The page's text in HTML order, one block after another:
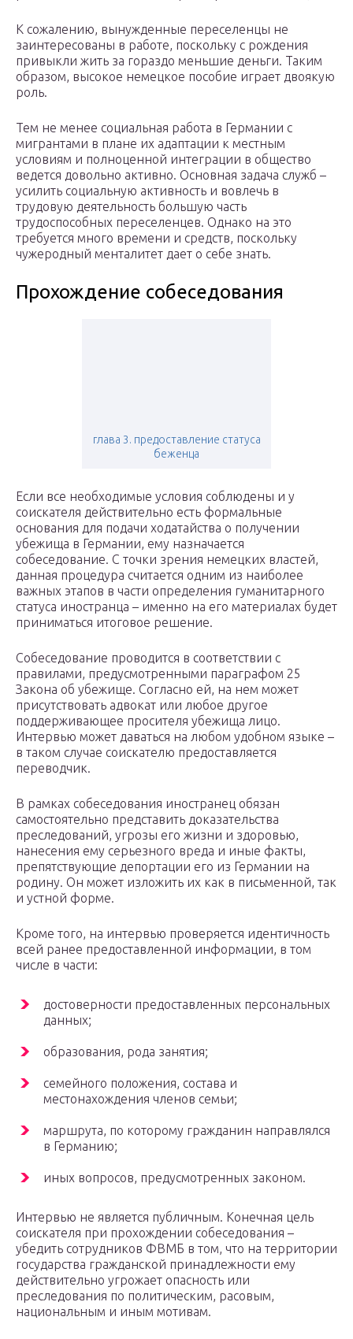
К сожалению, вынужденные переселенцы не
заинтересованы в работе, поскольку с рождения
привыкли жить за гораздо меньшие деньги. Таким
образом, высокое немецкое пособие играет двоякую
роль.
Тем не менее социальная работа в Германии с
мигрантами в плане их адаптации к местным
условиям и полноценной интеграции в общество
ведется довольно активно. Основная задача служб –
усилить социальную активность и вовлечь в
трудовую деятельность большую часть
трудоспособных переселенцев. Однако на это
требуется много времени и средств, поскольку
чужеродный менталитет дает о себе знать.
Прохождение собеседования
глава 3. предоставление статуса
беженца
Если все необходимые условия соблюдены и у
соискателя действительно есть формальные
основания для подачи ходатайства о получении
убежища в Германии, ему назначается
собеседование. С точки зрения немецких властей,
данная процедура считается одним из наиболее
важных этапов в части определения гуманитарного
статуса иностранца – именно на его материалах будет
приниматься итоговое решение.
Собеседование проводится в соответствии с
правилами, предусмотренными параграфом 25
Закона об убежище. Согласно ей, на нем может
присутствовать адвокат или любое другое
поддерживающее просителя убежища лицо.
Интервью может даваться на любом удобном языке –
в таком случае соискателю предоставляется
переводчик.
В рамках собеседования иностранец обязан
самостоятельно представить доказательства
преследований, угрозы его жизни и здоровью,
нанесения ему серьезного вреда и иные факты,
препятствующие депортации его из Германии на
родину. Он может изложить их как в письменной, так
и устной форме.
Кроме того, на интервью проверяется идентичность
всей ранее предоставленной информации, в том
числе в части:
достоверности предоставленных персональных
данных;
образования, рода занятия;
семейного положения, состава и
местонахождения членов семьи;
маршрута, по которому гражданин направлялся
в Германию;
иных вопросов, предусмотренных законом.
Интервью не является публичным. Конечная цель
соискателя при прохождении собеседования –
убедить сотрудников ФВМБ в том, что на территории
государства гражданской принадлежности ему
действительно угрожает опасность или
преследования по политическим, расовым,
национальным и иным мотивам.